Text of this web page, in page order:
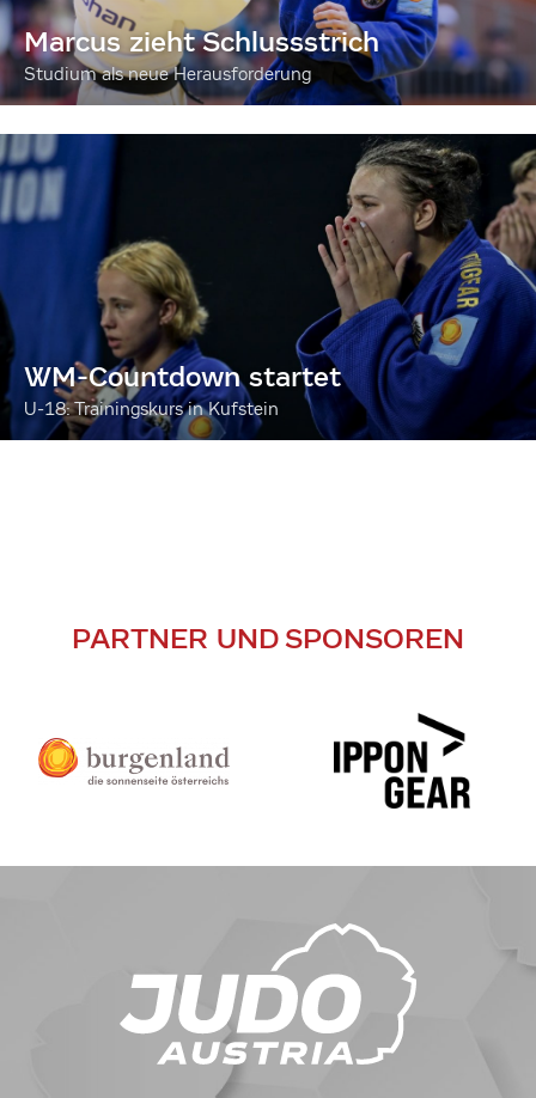
Marcus zieht Schlussstrich
Studium als neue Herausforderung
WM-Countdown startet
U-18: Trainingskurs in Kufstein
PARTNER UND SPONSOREN